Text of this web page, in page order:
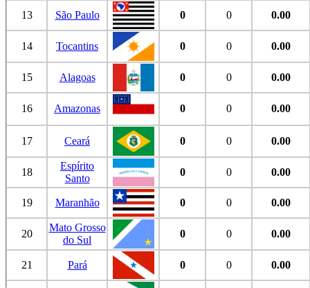
13 São Paulo 0 0 0.00
14 Tocantins 0 0 0.00
15 Alagoas 0 0 0.00
16 Amazonas 0 0 0.00
17 Ceará 0 0 0.00
18
Espírito
Santo
0 0 0.00
19 Maranhão 0 0 0.00
20
Mato Grosso
do Sul
0 0 0.00
21 Pará 0 0 0.00